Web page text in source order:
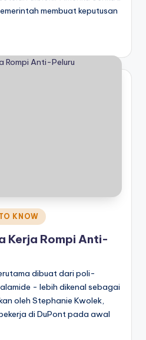
membuat keputusan
KNOW
Kerja Rompi Anti-
dibuat dari poli-
- lebih dikenal sebagai
oleh Stephanie Kwolek,
di DuPont pada awal